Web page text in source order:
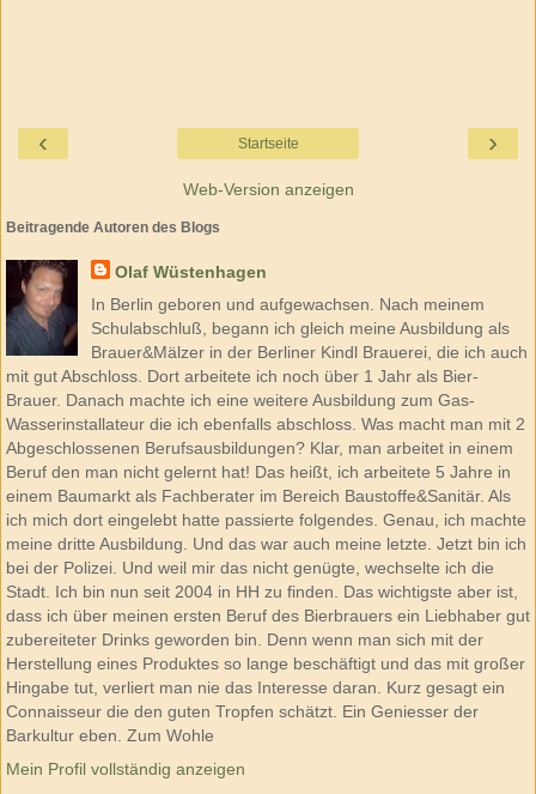
‹ ›
Startseite
Web-Version anzeigen
Beitragende Autoren des Blogs
Olaf Wüstenhagen
In Berlin geboren und aufgewachsen. Nach meinem
Schulabschluß, begann ich gleich meine Ausbildung als
Brauer&Mälzer in der Berliner Kindl Brauerei, die ich auch
mit gut Abschloss. Dort arbeitete ich noch über 1 Jahr als Bier-
Brauer. Danach machte ich eine weitere Ausbildung zum Gas-
Wasserinstallateur die ich ebenfalls abschloss. Was macht man mit 2
Abgeschlossenen Berufsausbildungen? Klar, man arbeitet in einem
Beruf den man nicht gelernt hat! Das heißt, ich arbeitete 5 Jahre in
einem Baumarkt als Fachberater im Bereich Baustoffe&Sanitär. Als
ich mich dort eingelebt hatte passierte folgendes. Genau, ich machte
meine dritte Ausbildung. Und das war auch meine letzte. Jetzt bin ich
bei der Polizei. Und weil mir das nicht genügte, wechselte ich die
Stadt. Ich bin nun seit 2004 in HH zu finden. Das wichtigste aber ist,
dass ich über meinen ersten Beruf des Bierbrauers ein Liebhaber gut
zubereiteter Drinks geworden bin. Denn wenn man sich mit der
Herstellung eines Produktes so lange beschäftigt und das mit großer
Hingabe tut, verliert man nie das Interesse daran. Kurz gesagt ein
Connaisseur die den guten Tropfen schätzt. Ein Geniesser der
Barkultur eben. Zum Wohle
Mein Profil vollständig anzeigen